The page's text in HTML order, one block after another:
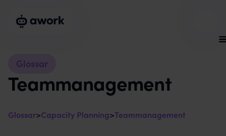
Glossar
Teammanagement
Glossar>Capacity Planning>Teammanagement